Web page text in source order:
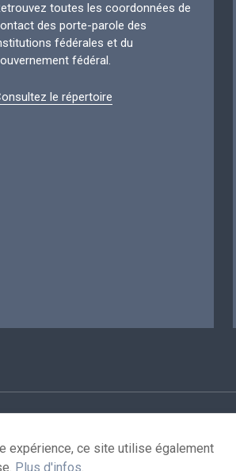
toutes les coordonnées de
des porte-parole des
fédérales et du
fédéral.
le répertoire
expérience, ce site utilise également
Plus d'infos